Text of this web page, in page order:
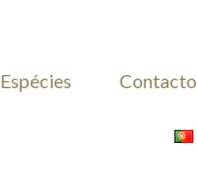
Espécies Contacto